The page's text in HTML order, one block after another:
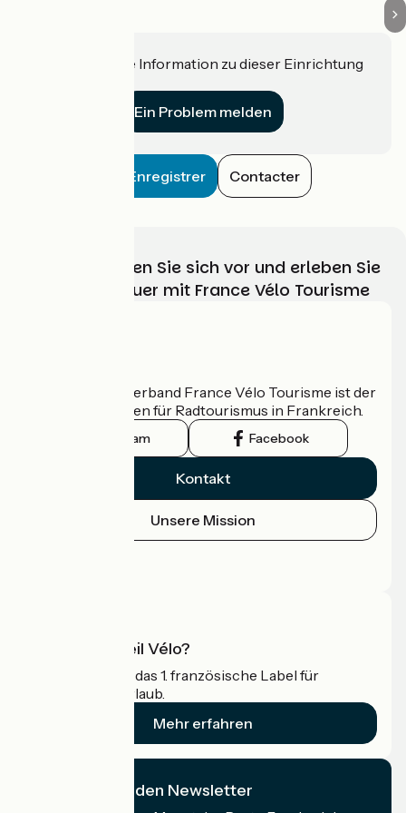
Haben Sie eine Information zu dieser Einrichtung
Ein Problem melden
Enregistrer Contacter
Wählen, bereiten Sie sich vor und erleben Sie
Ihr Radabenteuer mit France Vélo Tourisme
Der nationale Verband France Vélo Tourisme ist der
offizielle Leitfaden für Radtourismus in Frankreich.
Instagram Facebook
Kontakt
Unsere Mission
Was ist Accueil Vélo?
Accueil Vélo ist das 1. französische Label für
Radfahrer im Urlaub.
Mehr erfahren
Ich abonniere den Newsletter